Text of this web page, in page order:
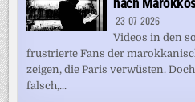
23-07-2026
Videos in den
frustrierte Fans der
zeigen, die Paris verwüsten.
falsch,...